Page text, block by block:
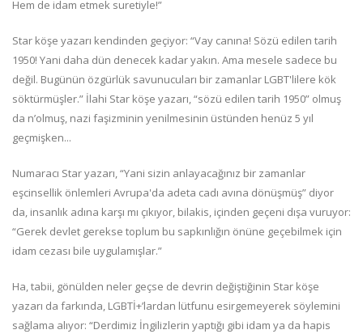
Hem de idam etmek suretiyle!”
Star köşe yazarı kendinden geçiyor: “Vay canına! Sözü edilen tarih
1950! Yani daha dün denecek kadar yakın. Ama mesele sadece bu
değil. Bugünün özgürlük savunucuları bir zamanlar LGBT'lilere kök
söktürmüşler.” İlahi Star köşe yazarı, “sözü edilen tarih 1950” olmuş
da n’olmuş, nazi faşizminin yenilmesinin üstünden henüz 5 yıl
geçmişken...
Numaracı Star yazarı, “Yani sizin anlayacağınız bir zamanlar
eşcinsellik önlemleri Avrupa'da adeta cadı avına dönüşmüş” diyor
da, insanlık adına karşı mı çıkıyor, bilakis, içinden geçeni dışa vuruyor:
“Gerek devlet gerekse toplum bu sapkınlığın önüne geçebilmek için
idam cezası bile uygulamışlar.”
Ha, tabii, gönülden neler geçse de devrin değiştiğinin Star köşe
yazarı da farkında, LGBTİ+’lardan lütfunu esirgemeyerek söylemini
sağlama alıyor: “Derdimiz İngilizlerin yaptığı gibi idam ya da hapis